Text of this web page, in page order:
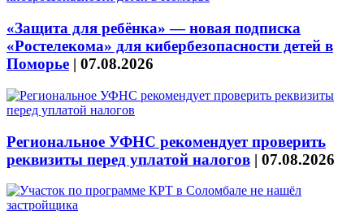
«Защита для ребёнка» — новая подписка
«Ростелекома» для кибербезопасности детей в
Поморье | 07.08.2026
Региональное УФНС рекомендует проверить
реквизиты перед уплатой налогов | 07.08.2026